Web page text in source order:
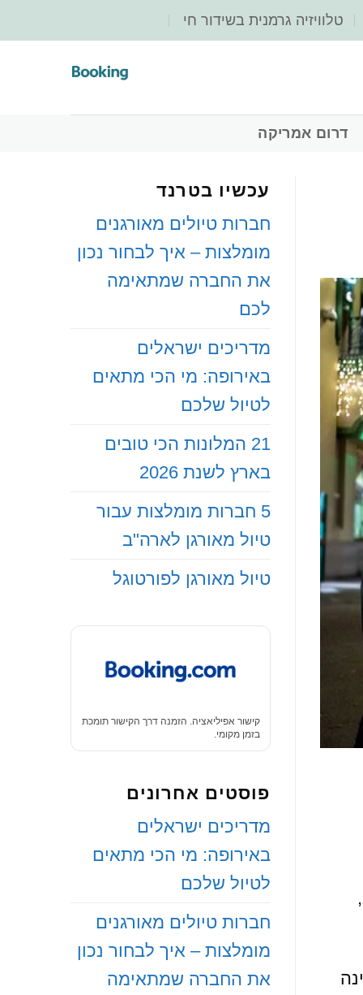
‏טלוויזיה גרמנית בשידור חי
‏דרום אמריקה
עכשיו בטרנד
חברות טיולים מאורגנים
מומלצות – איך לבחור נכון
את החברה שמתאימה
לכם
מדריכים ישראלים
באירופה: מי הכי מתאים
לטיול שלכם
21 המלונות הכי טובים
בארץ לשנת 2026
5 חברות מומלצות עבור
טיול מאורגן לארה"ב
טיול מאורגן לפורטוגל
קישור אפיליאציה. הזמנה דרך הקישור תומכת
בזמן מקומי.
פוסטים אחרונים
‏מדריכים ישראלים
באירופה: מי הכי מתאים
לטיול שלכם
‏חברות טיולים מאורגנים
מומלצות – איך לבחור נכון
את החברה שמתאימה